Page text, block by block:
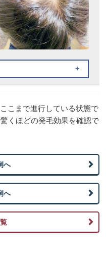
内服薬治療
こまで進行している状態で
くほどの発毛効果を確認で
へ
へ